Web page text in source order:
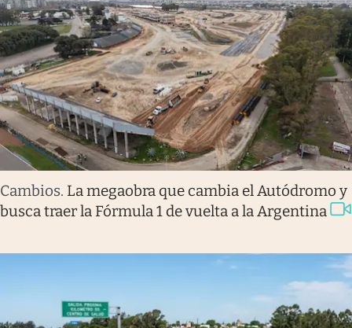
Cambios. La megaobra que cambia el Autódromo y
busca traer la Fórmula 1 de vuelta a la Argentina